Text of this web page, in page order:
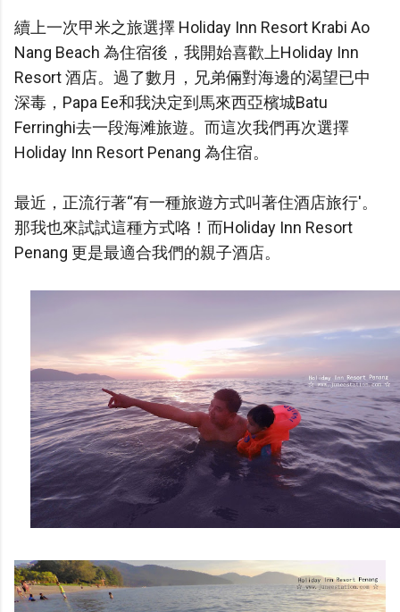
續上一次甲米之旅選擇 Holiday Inn Resort Krabi Ao
Nang Beach 為住宿後，我開始喜歡上Holiday Inn
Resort 酒店。過了數月，兄弟倆對海邊的渴望已中
深毒，Papa Ee和我決定到馬來西亞檳城Batu
Ferringhi去一段海滩旅遊。而這次我們再次選擇
Holiday Inn Resort Penang 為住宿。
最近，正流行著“有一種旅遊方式叫著住酒店旅行'。
那我也來試試這種方式咯！而Holiday Inn Resort
Penang 更是最適合我們的親子酒店。